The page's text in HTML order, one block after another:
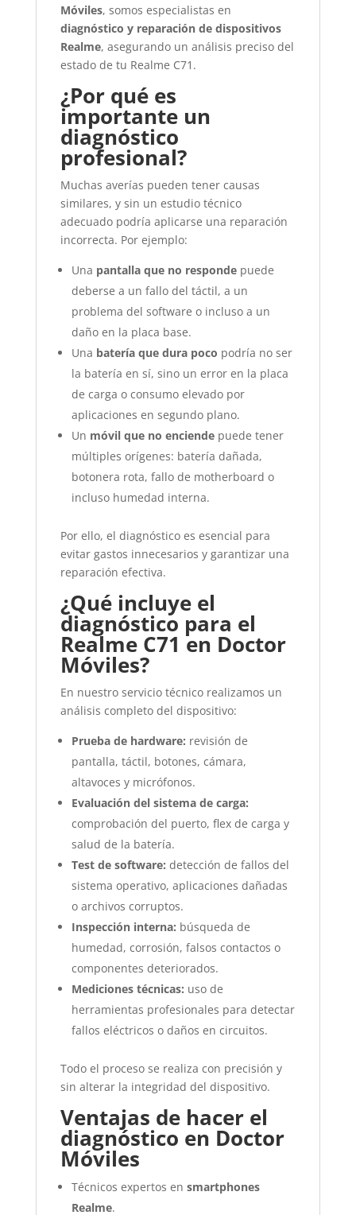
Móviles, somos especialistas en
diagnóstico y reparación de dispositivos
Realme, asegurando un análisis preciso del
estado de tu Realme C71.
¿Por qué es
importante un
diagnóstico
profesional?
Muchas averías pueden tener causas
similares, y sin un estudio técnico
adecuado podría aplicarse una reparación
incorrecta. Por ejemplo:
Una pantalla que no respondepuede
deberse a un fallo del táctil, a un
problema del software o incluso a un
daño en la placa base.
Una batería que dura poco podría no ser
la batería en sí, sino un error en la placa
de carga o consumo elevado por
aplicaciones en segundo plano.
Un móvil que no enciendepuede tener
múltiples orígenes: batería dañada,
botonera rota, fallo de motherboard o
incluso humedad interna.
Por ello, el diagnóstico es esencial para
evitar gastos innecesarios y garantizar una
reparación efectiva.
¿Qué incluye el
diagnóstico para el
Realme C71 en Doctor
Móviles?
En nuestro servicio técnico realizamos un
análisis completo del dispositivo:
Prueba de hardware: revisión de
pantalla, táctil, botones, cámara,
altavoces y micrófonos.
Evaluación del sistema de carga:
comprobación del puerto, flex de carga y
salud de la batería.
Test de software: detección de fallos del
sistema operativo, aplicaciones dañadas
o archivos corruptos.
Inspección interna: búsqueda de
humedad, corrosión, falsos contactos o
componentes deteriorados.
Mediciones técnicas: uso de
herramientas profesionales para detectar
fallos eléctricos o daños en circuitos.
Todo el proceso se realiza con precisión y
sin alterar la integridad del dispositivo.
Ventajas de hacer el
diagnóstico en Doctor
Móviles
Técnicos expertos en smartphones
Realme.